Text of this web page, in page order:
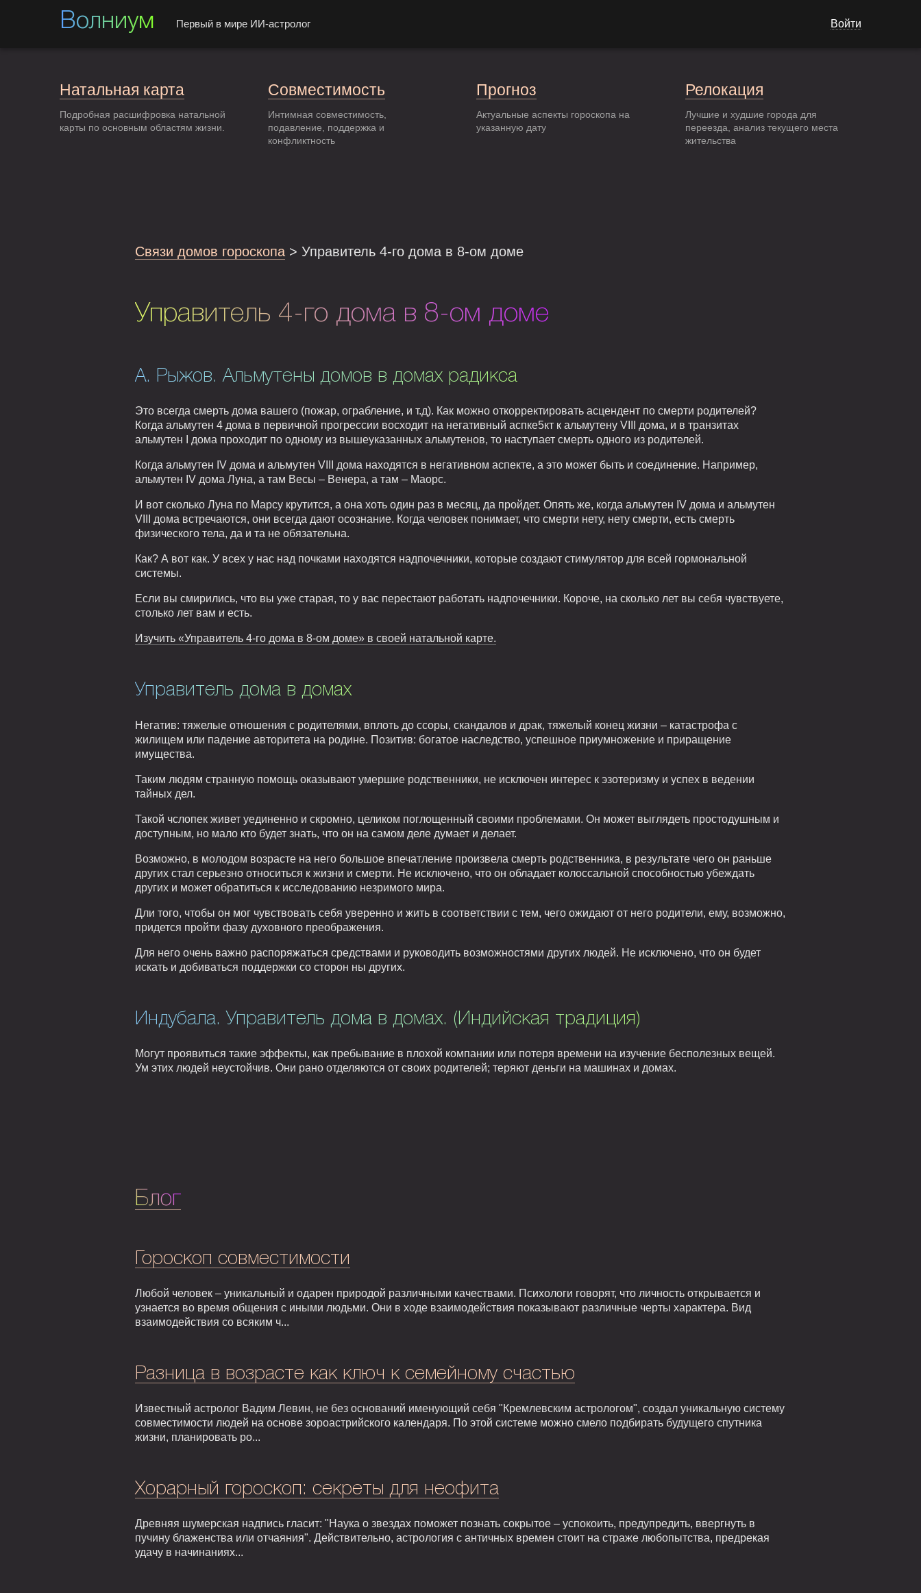
Волниум Первый в мире ИИ-астролог Войти
Натальная карта
Подробная расшифровка натальной
карты по основным областям жизни.
Совместимость
Интимная совместимость,
подавление, поддержка и
конфликтность
Прогноз
Актуальные аспекты гороскопа на
указанную дату
Релокация
Лучшие и худшие города для
переезда, анализ текущего места
жительства
Связи домов гороскопа > Управитель 4-го дома в 8-ом доме
Управитель 4-го дома в 8-ом доме
А. Рыжов. Альмутены домов в домах радикса
Это всегда смерть дома вашего (пожар, ограбление, и т.д). Как можно откорректировать асцендент по смерти родителей?
Когда альмутен 4 дома в первичной прогрессии восходит на негативный аспке5кт к альмутену VIII дома, и в транзитах
альмутен I дома проходит по одному из вышеуказанных альмутенов, то наступает смерть одного из родителей.
Когда альмутен IV дома и альмутен VIII дома находятся в негативном аспекте, а это может быть и соединение. Например,
альмутен IV дома Луна, а там Весы – Венера, а там – Маорс.
И вот сколько Луна по Марсу крутится, а она хоть один раз в месяц, да пройдет. Опять же, когда альмутен IV дома и альмутен
VIII дома встречаются, они всегда дают осознание. Когда человек понимает, что смерти нету, нету смерти, есть смерть
физического тела, да и та не обязательна.
Как? А вот как. У всех у нас над почками находятся надпочечники, которые создают стимулятор для всей гормональной
системы.
Если вы смирились, что вы уже старая, то у вас перестают работать надпочечники. Короче, на сколько лет вы себя чувствуете,
столько лет вам и есть.
Изучить «Управитель 4-го дома в 8-ом доме» в своей натальной карте.
Управитель дома в домах
Негатив: тяжелые отношения с родителями, вплоть до ссоры, скандалов и драк, тяжелый конец жизни – катастрофа с
жилищем или падение авторитета на родине. Позитив: богатое наследство, успешное приумножение и приращение
имущества.
Таким людям странную помощь оказывают умершие родственники, не исключен интерес к эзотеризму и успех в ведении
тайных дел.
Такой чслопек живет уединенно и скромно, целиком поглощенный своими проблемами. Он может выглядеть простодушным и
доступным, но мало кто будет знать, что он на самом деле думает и делает.
Возможно, в молодом возрасте на него большое впечатление произвела смерть родственника, в результате чего он раньше
других стал серьезно относиться к жизни и смерти. Не исключено, что он обладает колоссальной способностью убеждать
других и может обратиться к исследованию незримого мира.
Дли того, чтобы он мог чувствовать себя уверенно и жить в соответствии с тем, чего ожидают от него родители, ему, возможно,
придется пройти фазу духовного преображения.
Для него очень важно распоряжаться средствами и руководить возможностями других людей. Не исключено, что он будет
искать и добиваться поддержки со сторон ны других.
Индубала. Управитель дома в домах. (Индийская традиция)
Могут проявиться такие эффекты, как пребывание в плохой компании или потеря времени на изучение бесполезных вещей.
Ум этих людей неустойчив. Они рано отделяются от своих родителей; теряют деньги на машинах и домах.
Блог
Гороскоп совместимости
Любой человек – уникальный и одарен природой различными качествами. Психологи говорят, что личность открывается и
узнается во время общения с иными людьми. Они в ходе взаимодействия показывают различные черты характера. Вид
взаимодействия со всяким ч...
Разница в возрасте как ключ к семейному счастью
Известный астролог Вадим Левин, не без оснований именующий себя "Кремлевским астрологом", создал уникальную систему
совместимости людей на основе зороастрийского календаря. По этой системе можно смело подбирать будущего спутника
жизни, планировать ро...
Хорарный гороскоп: секреты для неофита
Древняя шумерская надпись гласит: "Наука о звездах поможет познать сокрытое – успокоить, предупредить, ввергнуть в
пучину блаженства или отчаяния". Действительно, астрология с античных времен стоит на страже любопытства, предрекая
удачу в начинаниях...